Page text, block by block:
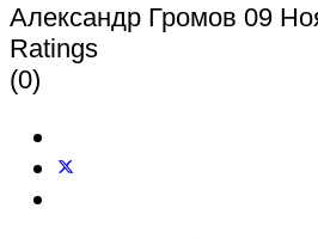
Александр Громов 09
Ratings
(0)